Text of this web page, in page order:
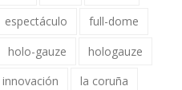
espectáculo
full-dome
holo-gauze
hologauze
innovación
la coruña